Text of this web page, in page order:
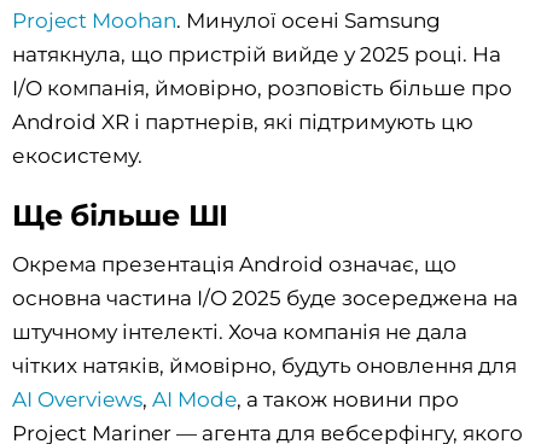
Project Moohan. Минулої осені Samsung
натякнула, що пристрій вийде у 2025 році. На
I/O компанія, ймовірно, розповість більше про
Android XR і партнерів, які підтримують цю
екосистему.
Ще більше ШІ
Окрема презентація Android означає, що
основна частина I/O 2025 буде зосереджена на
штучному інтелекті. Хоча компанія не дала
чітких натяків, ймовірно, будуть оновлення для
AI Overviews, AI Mode, а також новини про
Project Mariner — агента для вебсерфінгу, якого